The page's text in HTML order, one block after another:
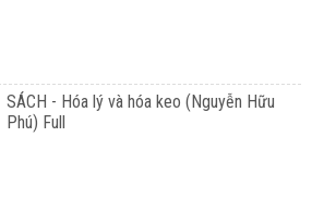
SÁCH - Hóa lý và hóa keo (Nguyễn Hữu
Phú) Full